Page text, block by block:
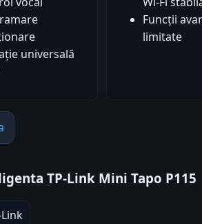
universală
Funcții
limitate
TP-Link Mini Tapo P115